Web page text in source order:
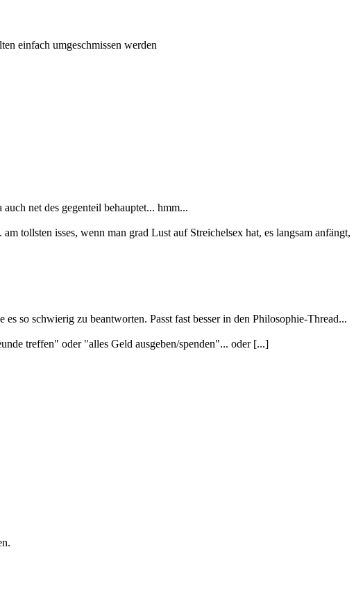
einfach umgeschmissen werden
net des gegenteil behauptet... hmm...
tollsten isses, wenn man grad Lust auf Streichelsex hat, es langsam anfängt,
so schwierig zu beantworten. Passt fast besser in den Philosophie-Thread...
treffen" oder "alles Geld ausgeben/spenden"... oder [...]